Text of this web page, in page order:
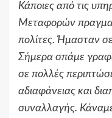
Κάποιες από τις
Μεταφορών
πολίτες. Ήμασταν
Σήμερα σπάμε
σε πολλές
αδιαφάνειας και
συναλλαγής.